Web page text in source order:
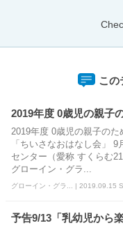
この
2019年度 0歳児の親子
2019年度 0歳児の親子の
「ちいさなおはなし会」
センター（愛称 すくらむ
グローイン・グラ...
グローイン・グラ... | 2019.09.15
予告9/13「乳幼児から